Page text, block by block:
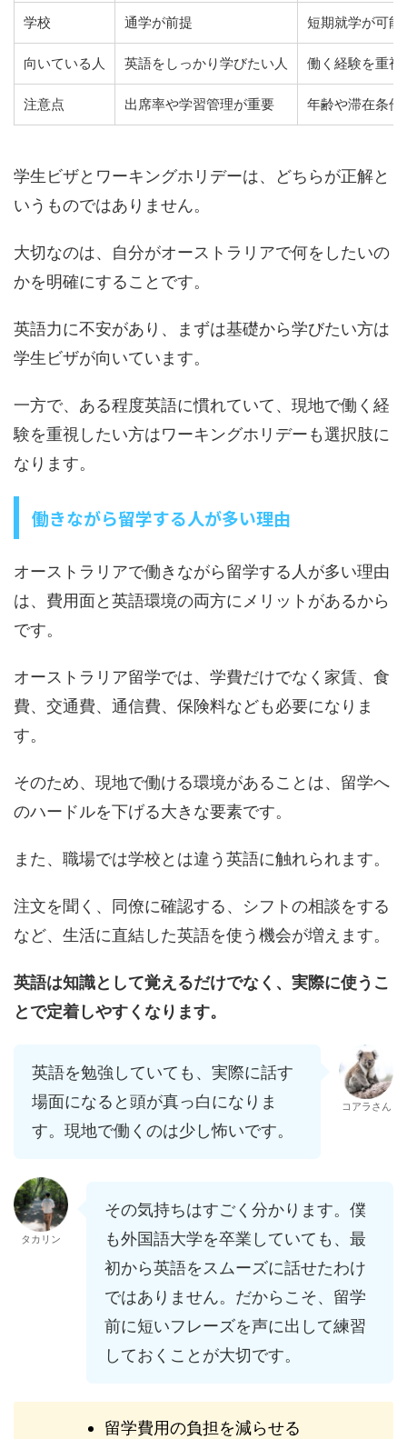
学校 通学が前提 短期就学が可能
向いている人 英語をしっかり学びたい人 働く経験を重視
注意点 出席率や学習管理が重要 年齢や滞在条
学生ビザとワーキングホリデーは、どちらが正解と
いうものではありません。
大切なのは、自分がオーストラリアで何をしたいの
かを明確にすることです。
英語力に不安があり、まずは基礎から学びたい方は
学生ビザが向いています。
一方で、ある程度英語に慣れていて、現地で働く経
験を重視したい方はワーキングホリデーも選択肢に
なります。
働きながら留学する人が多い理由
オーストラリアで働きながら留学する人が多い理由
は、費用面と英語環境の両方にメリットがあるから
です。
オーストラリア留学では、学費だけでなく家賃、食
費、交通費、通信費、保険料なども必要になりま
す。
そのため、現地で働ける環境があることは、留学へ
のハードルを下げる大きな要素です。
また、職場では学校とは違う英語に触れられます。
注文を聞く、同僚に確認する、シフトの相談をする
など、生活に直結した英語を使う機会が増えます。
英語は知識として覚えるだけでなく、実際に使うこ
とで定着しやすくなります。
英語を勉強していても、実際に話す
場面になると頭が真っ白になりま
す。現地で働くのは少し怖いです。
コアラさん
タカリン
その気持ちはすごく分かります。僕
も外国語大学を卒業していても、最
初から英語をスムーズに話せたわけ
ではありません。だからこそ、留学
前に短いフレーズを声に出して練習
しておくことが大切です。
留学費用の負担を減らせる